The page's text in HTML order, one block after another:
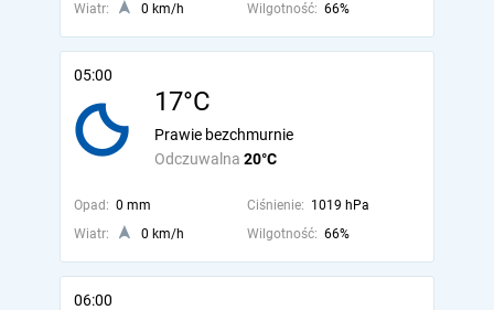
Wiatr:
0 km/h Wilgotność: 66%
05:00
17°C
Odczuwalna 20°C
Prawie bezchmurnie
Opad: 0 mm Ciśnienie: 1019 hPa
Wiatr:
0 km/h Wilgotność: 66%
06:00